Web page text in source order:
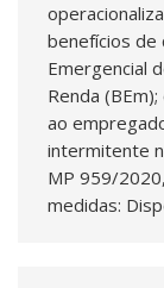
benefícios de
Emergencial
Renda
ao
intermitente
MP 959/
medidas: